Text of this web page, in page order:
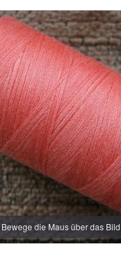
Bewege die Maus über das